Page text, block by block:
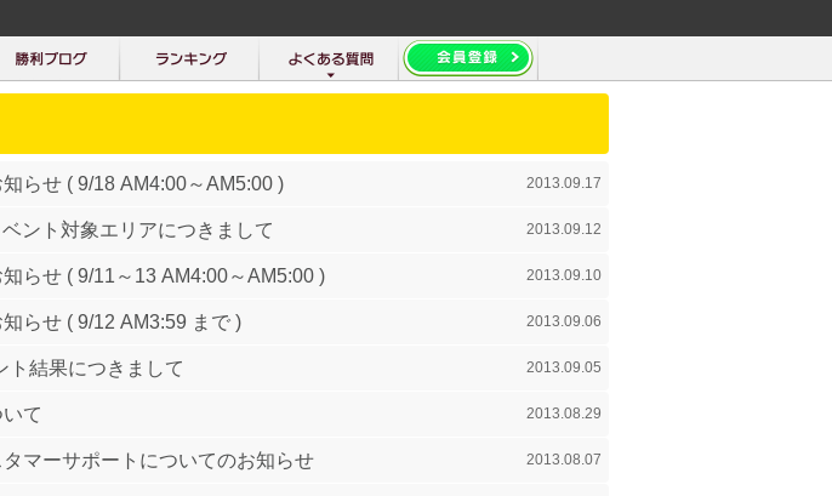
らせ ( 9/18 AM4:00～AM5:00 ) 2013.09.17
ント対象エリアにつきまして 2013.09.12
らせ ( 9/11～13 AM4:00～AM5:00 ) 2013.09.10
らせ ( 9/12 AM3:59 まで ) 2013.09.06
ト結果につきまして 2013.09.05
て 2013.08.29
マーサポートについてのお知らせ 2013.08.07